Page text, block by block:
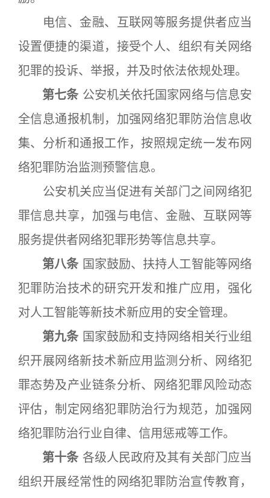
电信、金融、互联网等服务提供者应当
设置便捷的渠道，接受个人、组织有关网络
犯罪的投诉、举报，并及时依法依规处理。
第七条 公安机关依托国家网络与信息安
全信息通报机制，加强网络犯罪防治信息收
集、分析和通报工作，按照规定统一发布网
络犯罪防治监测预警信息。
公安机关应当促进有关部门之间网络犯
罪信息共享，加强与电信、金融、互联网等
服务提供者网络犯罪形势等信息共享。
第八条 国家鼓励、扶持人工智能等网络
犯罪防治技术的研究开发和推广应用，强化
对人工智能等新技术新应用的安全管理。
第九条 国家鼓励和支持网络相关行业组
织开展网络新技术新应用监测分析、网络犯
罪态势及产业链条分析、网络犯罪风险动态
评估，制定网络犯罪防治行为规范，加强网
络犯罪防治行业自律、信用惩戒等工作。
第十条 各级人民政府及其有关部门应当
组织开展经常性的网络犯罪防治宣传教育，